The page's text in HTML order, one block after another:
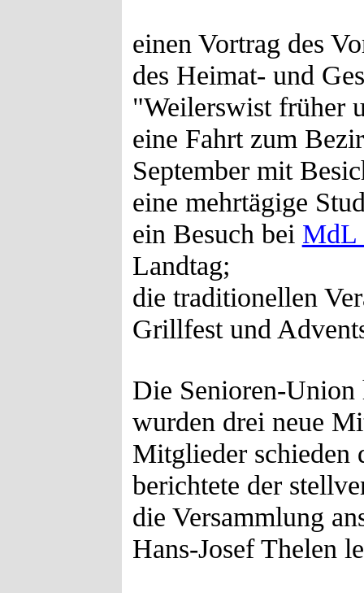
einen Vortrag des
des Heimat- und
"Weilerswist früher
eine Fahrt zum
September mit
eine mehrtägige
ein Besuch bei MdL
Landtag;
die traditionellen
Grillfest und
Die Senioren-
wurden drei neue
Mitglieder schieden
berichtete der
die Versammlung
Hans-Josef Thelen